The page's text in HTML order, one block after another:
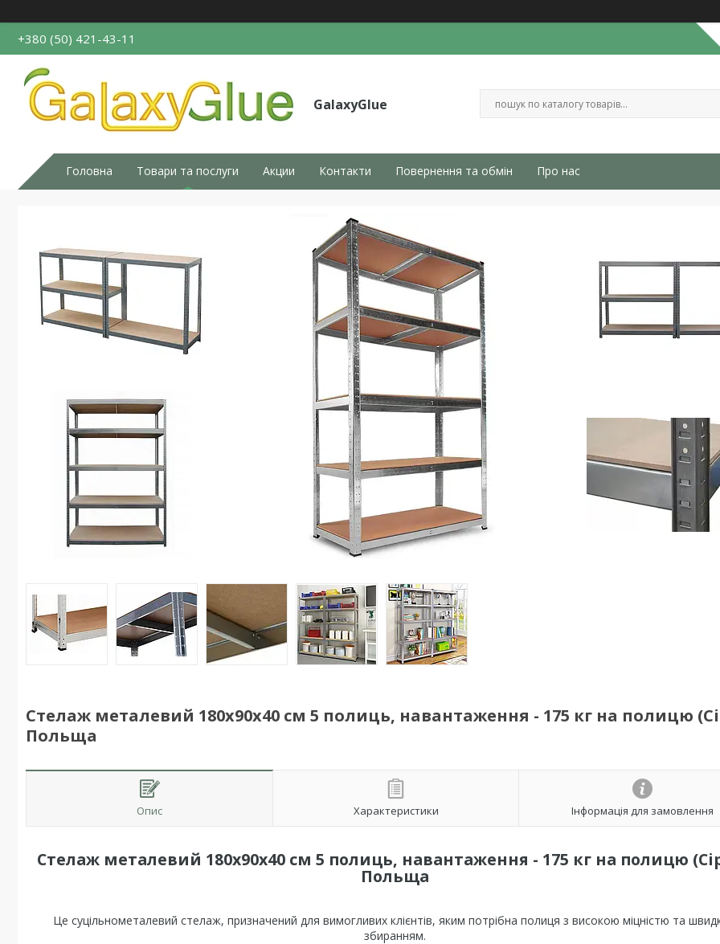
+380 (50) 421-43-11
GalaxyGlue
Головна Товари та послуги Акции Контакти Повернення та обмін Про нас
Стелаж металевий 180х90х40 см 5 полиць, навантаження - 175 кг на полицю
Польща
Опис Характеристики Інформація для замовлення
Стелаж металевий 180х90х40 см 5 полиць, навантаження - 175 кг на полицю
Польща
Це суцільнометалевий стелаж, призначений для вимогливих клієнтів, яким потрібна полиця з високою міцністю та
збиранням.